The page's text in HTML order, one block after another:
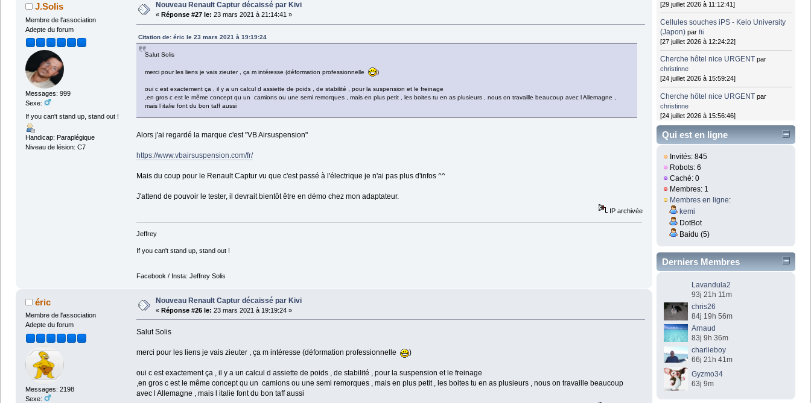
J.Solis
Membre de l'association
Adepte du forum
Messages: 999
Sexe:
If you can't stand up, stand out !
Handicap: Paraplégique
Niveau de lésion: C7
Nouveau Renault Captur décaissé par Kivi
« Réponse #27 le: 23 mars 2021 à 21:14:41 »
Citation de: éric le 23 mars 2021 à 19:19:24
Salut Solis
merci pour les liens je vais zieuter , ça m intéresse (déformation professionnelle )
oui c est exactement ça , il y a un calcul d assiette de poids , de stabilité , pour la suspension et le freinage
,en gros c est le même concept qu un camions ou une semi remorques , mais en plus petit , les boites tu en as plusieurs , nous on travaille beaucoup avec l Allemagne ,
mais l italie font du bon taff aussi
Alors j'ai regardé la marque c'est "VB Airsuspension"
https://www.vbairsuspension.com/fr/
Mais du coup pour le Renault Captur vu que c'est passé à l'électrique je n'ai pas plus d'infos ^^
J'attend de pouvoir le tester, il devrait bientôt être en démo chez mon adaptateur.
IP archivée
Jeffrey
If you can't stand up, stand out !
Facebook / Insta: Jeffrey Solis
éric
Membre de l'association
Adepte du forum
Messages: 2198
Sexe:
Nouveau Renault Captur décaissé par Kivi
« Réponse #26 le: 23 mars 2021 à 19:19:24 »
Salut Solis
merci pour les liens je vais zieuter , ça m intéresse (déformation professionnelle )
oui c est exactement ça , il y a un calcul d assiette de poids , de stabilité , pour la suspension et le freinage
,en gros c est le même concept qu un camions ou une semi remorques , mais en plus petit , les boites tu en as plusieurs , nous on travaille beaucoup
avec l Allemagne , mais l italie font du bon taff aussi
[29 juillet 2026 à 11:12:41]
Cellules souches iPS - Keio University
(Japon) parfti
[27 juillet 2026 à 12:24:22]
Cherche hôtel nice URGENT par
christinne
[24 juillet 2026 à 15:59:24]
Cherche hôtel nice URGENT par
christinne
[24 juillet 2026 à 15:56:46]
Qui est en ligne
Invités: 845
Robots: 6
Caché: 0
Membres: 1
Membres en ligne:
kemi
DotBot
Baidu (5)
Derniers Membres
Lavandula2
93j 21h 11m
chris26
84j 19h 56m
Arnaud
83j 9h 36m
charlieboy
66j 21h 41m
Gyzmo34
63j 9m